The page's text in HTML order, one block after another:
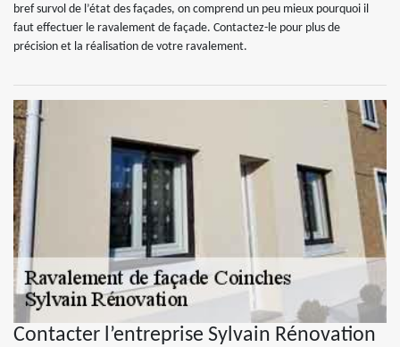
bref survol de l’état des façades, on comprend un peu mieux pourquoi il
faut effectuer le ravalement de façade. Contactez-le pour plus de
précision et la réalisation de votre ravalement.
Contacter l’entreprise Sylvain Rénovation